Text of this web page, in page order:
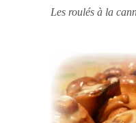
Les roulés à la